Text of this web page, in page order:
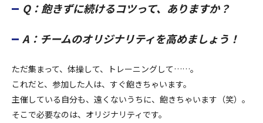
Q：飽きずに続けるコツって、ありますか？
A：チームのオリジナリティを高めましょう！
ただ集まって、体操して、トレーニングして……。
これだと、参加した人は、すぐ飽きちゃいます。
主催している自分も、遠くないうちに、飽きちゃいます（笑）。
そこで必要なのは、オリジナリティです。